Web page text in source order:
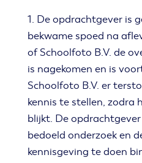
1. De opdrachtgever is
bekwame spoed na
of Schoolfoto B.V. de
is nagekomen en is
Schoolfoto B.V. er
kennis te stellen, zodra
blijkt. De
bedoeld onderzoek en
kennisgeving te doen